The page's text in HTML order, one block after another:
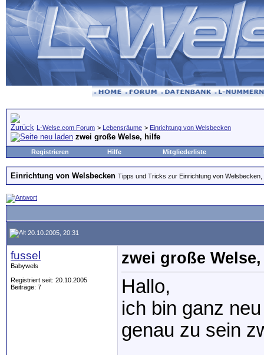
L-Welse.com Forum > Lebensräume > Einrichtung von Welsbecken
zwei große Welse, hilfe
Registrieren Hilfe Mitgliederliste
Einrichtung von Welsbecken Tipps und Tricks zur Einrichtung von
20.10.2005, 20:31
fussel
Babywels
Registriert seit: 20.10.2005
Beiträge: 7
zwei große
Hallo,
ich bin ganz
genau zu sein